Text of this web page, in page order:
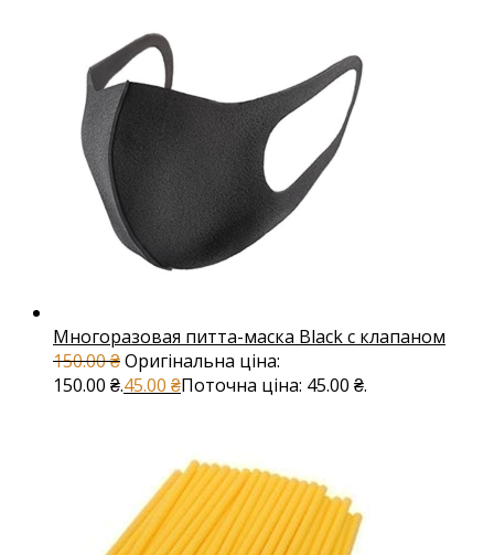
Многоразовая питта-маска Black с клапаном
150.00₴Оригінальна ціна:
150.00 ₴.45.00 ₴Поточна ціна: 45.00 ₴.